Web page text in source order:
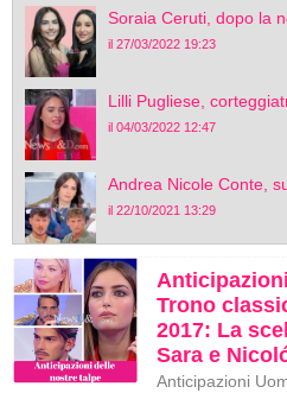
Soraia Ceruti, dopo la
il 27/03/2022 19:23
Lilli Pugliese,
il 04/03/2022 12:47
Andrea Nicole Conte,
il 22/10/2021 13:29
Trono
2017: La
Sara e
Anticipazioni